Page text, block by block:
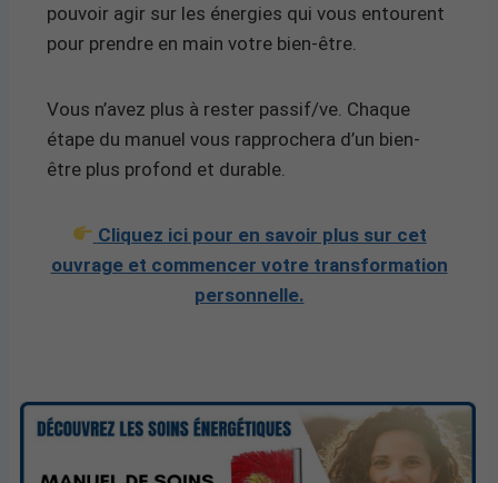
pouvoir agir sur les énergies qui vous entourent
pour prendre en main votre bien-être.
Vous n’avez plus à rester passif/ve. Chaque
étape du manuel vous rapprochera d’un bien-
être plus profond et durable.
Cliquez ici pour en savoir plus sur cet
ouvrage et commencer votre transformation
personnelle.